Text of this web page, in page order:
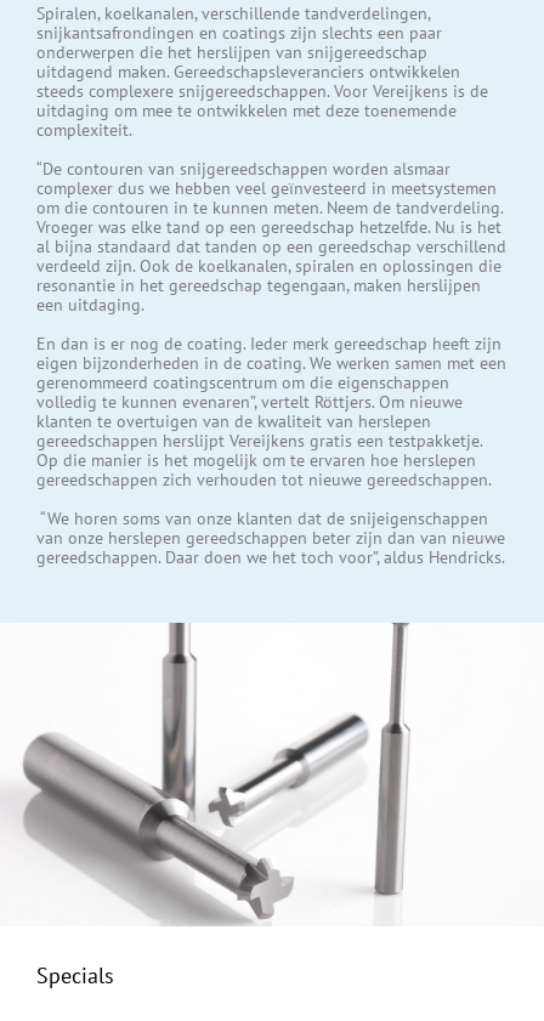
Spiralen, koelkanalen, verschillende tandverdelingen,
snijkantsafrondingen en coatings zijn slechts een paar
onderwerpen die het herslijpen van snijgereedschap
uitdagend maken. Gereedschapsleveranciers ontwikkelen
steeds complexere snijgereedschappen. Voor Vereijkens is de
uitdaging om mee te ontwikkelen met deze toenemende
complexiteit.
“De contouren van snijgereedschappen worden alsmaar
complexer dus we hebben veel geïnvesteerd in meetsystemen
om die contouren in te kunnen meten. Neem de tandverdeling.
Vroeger was elke tand op een gereedschap hetzelfde. Nu is het
al bijna standaard dat tanden op een gereedschap verschillend
verdeeld zijn. Ook de koelkanalen, spiralen en oplossingen die
resonantie in het gereedschap tegengaan, maken herslijpen
een uitdaging.
En dan is er nog de coating. Ieder merk gereedschap heeft zijn
eigen bijzonderheden in de coating. We werken samen met een
gerenommeerd coatingscentrum om die eigenschappen
volledig te kunnen evenaren”, vertelt Röttjers. Om nieuwe
klanten te overtuigen van de kwaliteit van herslepen
gereedschappen herslijpt Vereijkens gratis een testpakketje.
Op die manier is het mogelijk om te ervaren hoe herslepen
gereedschappen zich verhouden tot nieuwe gereedschappen.
“We horen soms van onze klanten dat de snijeigenschappen
van onze herslepen gereedschappen beter zijn dan van nieuwe
gereedschappen. Daar doen we het toch voor”, aldus Hendricks.
Specials